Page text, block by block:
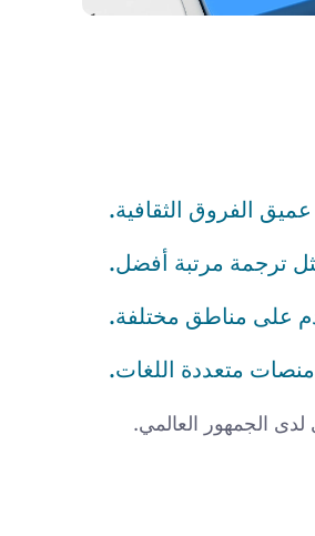
الفروق الثقافية.
ترجمة مرتبة أفضل.
على مناطق مختلفة.
متعددة اللغات.
لدى الجمهور العالمي.